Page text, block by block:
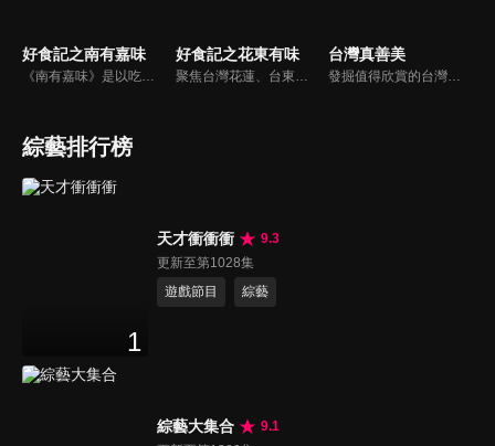
好食記之南有嘉味
《南有嘉味》是以吃為名，用鏡頭記錄南投和嘉義的美食及其背後的故事所打造的又一系列人文紀錄片。每個人都是自己生活的導演，從他們的故事中透露著他們對生活的態度與哲學，我們希望可以通過片子呈現不同職業、不同年齡、不同經歷的人的生活感悟，以此對觀眾有所啟發。
好食記之花東有味
聚焦台灣花蓮、台東地區（簡稱「花東」）的地域美食文化紀錄片，以「探尋山海滋味，講述人情故事」為核心。影片通過花東地區的特色食材、傳統手工藝和市井煙火，展現台灣東部獨特的自然饋贈與人文精神，傳遞「食物即生活，滋味即人生」的理念。
台灣真善美
發掘值得欣賞的台灣社會人文自然議題，強調「大地情真，人心意善，自然唯美」；從默默行善或是為環保付出等人物故事、平民創業成功歷程到發掘台灣優美生態等善念議題，用鏡頭紀錄最珍貴的台灣之美。
綜藝排行榜
1
天才衝衝衝
9.3
更新至第1028集
遊戲節目
綜藝
綜藝大集合
9.1